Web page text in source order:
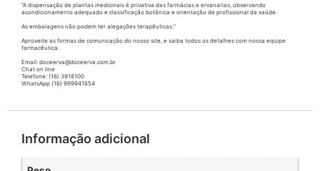
“A dispensação de plantas medicinais é privativa das farmácias e ervanarias, observando
acondicionamento adequado e classificação botânica e orientação de profissional da saúde.
As embalagens não podem ter alegações terapêuticas.”
Aproveite as formas de comunicação do nosso site, e saiba todos os detalhes com nossa equipe
farmacêutica.
Email: doceerva@doceerva.com.br
Chat on line
Telefone: (16) 3918100
WhatsApp (16) 999941654
Informação adicional